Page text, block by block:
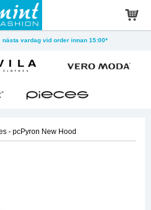
nästa vardag vid order innan 15:00*
- pcPyron New Hood